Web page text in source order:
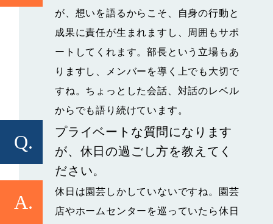
が、想いを語るからこそ、自身の行動と
成果に責任が生まれますし、周囲もサポ
ートしてくれます。部長という立場もあ
りますし、メンバーを導く上でも大切で
すね。ちょっとした会話、対話のレベル
からでも語り続けています。
Q.
プライベートな質問になります
が、休日の過ごし方を教えてく
ださい。
A.
休日は園芸しかしていないですね。園芸
店やホームセンターを巡っていたら休日